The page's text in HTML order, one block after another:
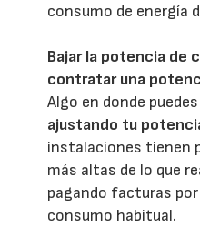
consumo de energía
Bajar la potencia de
contratar una
Algo en donde
ajustando tu
instalaciones tienen
más altas de lo que
pagando facturas
consumo habitual.